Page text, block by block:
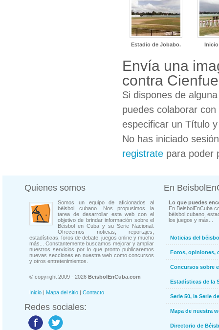
Estadio de Jobabo.
Envía una
contra
Si dispones de
puedes colaborar
especificar un Título
No has iniciado
registrate para poder
Quienes somos
Somos un equipo de aficionados al
béisbol cubano. Nos propusimos la
tarea de desarrollar esta web con el
objetivo de brindar información sobre el
Béisbol en Cuba y su Serie Nacional.
Ofrecemos noticias, reportajes,
estadísticas, foros de debate, juegos online y mucho
más... Constantemente buscamos mejorar y ampliar
nuestros servicios por lo que pronto publicaremos
nuevas secciones en nuestra web como concursos
y otros entretenimientos.
© copyright 2009 - 2026 BeisbolEnCuba.com
Inicio | Mapa del sitio | Contacto
Redes sociales:
En
Lo que puedes
En
béisbol cubano,
los juegos y más...
Noticias del
Foros, opiniones,
Concursos sobre
Estadísticas de la
Serie 50, la Serie
Mapa de nuestra
Directorio de